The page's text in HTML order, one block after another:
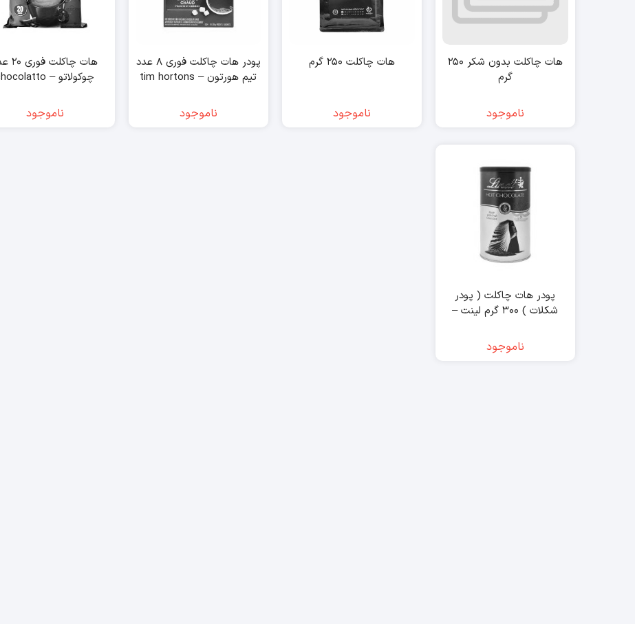
هات چاکلت بدون شکر ۲۵۰
گرم
ناموجود
هات چاکلت ۲۵۰ گرم
ناموجود
پودر هات چاکلت فوری ۸ عدد
تیم هورتون – tim hortons
ناموجود
هات چاکلت
چوکولاتو – chocolatto
ناموجود
پودر هات چاکلت ( پودر
شکلات ) ۳۰۰ گرم لینت –
ناموجود